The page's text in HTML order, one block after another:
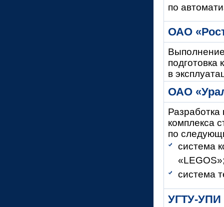
по
ОАО
подготовка
в
ОАО
Разработка
комплекса
по
система
система
УГТУ-УПИ